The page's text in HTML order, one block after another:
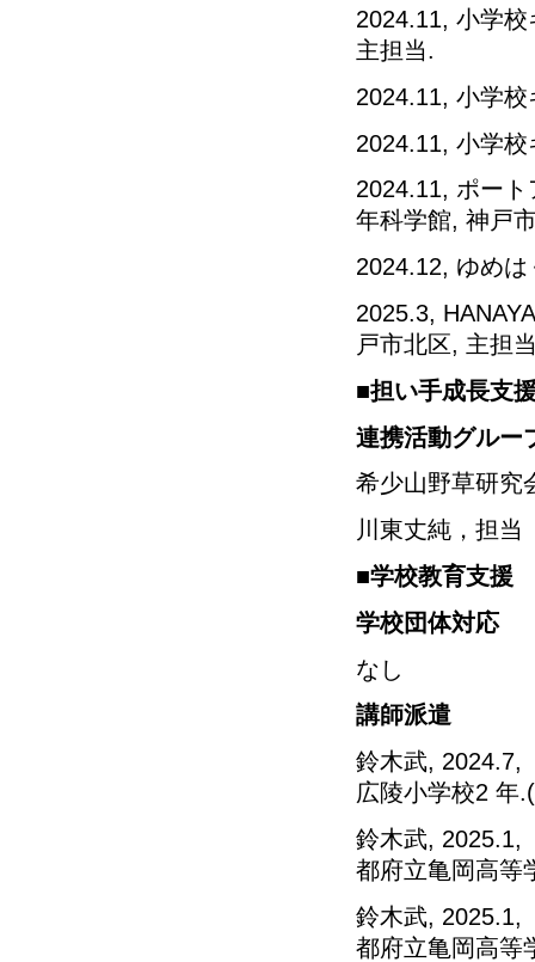
2024.11, 小学
主担当.
2024.11, 小学
2024.11, 小学
2024.11, ポー
年科学館, 神戸
2024.12, ゆめ
2025.3,
戸市北区, 主担
■担い手成長支
連携活動グルー
希少山野草研究
川東丈純，担当
■学校教育支援
学校団体対応
なし
講師派遣
鈴木武, 2024.7,
広陵小学校2 年
鈴木武, 2025.1,
都府立亀岡高等
鈴木武, 2025.1,
都府立亀岡高等